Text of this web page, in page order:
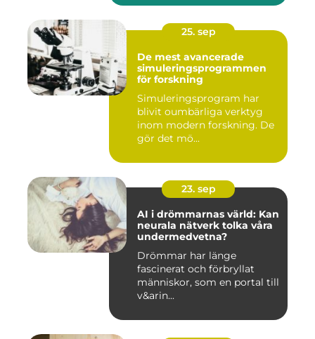
25. sep
De mest avancerade
simuleringsprogrammen
för forskning
Simuleringsprogram har
blivit oumbärliga verktyg
inom modern forskning. De
gör det mö...
23. sep
AI i drömmarnas värld: Kan
neurala nätverk tolka våra
undermedvetna?
Drömmar har länge
fascinerat och förbryllat
människor, som en portal till
v&arin...